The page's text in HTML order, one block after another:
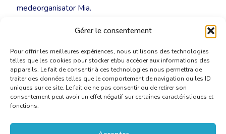
Gérer le consentement
Pour offrir les meilleures expériences, nous utilisons des technologies
telles que les cookies pour stocker et/ou accéder aux informations des
appareils. Le fait de consentir à ces technologies nous permettra de
traiter des données telles que le comportement de navigation ou les ID
uniques sur ce site. Le fait de ne pas consentir ou de retirer son
consentement peut avoir un effet négatif sur certaines caractéristiques et
fonctions.
medeorganisator Mia.